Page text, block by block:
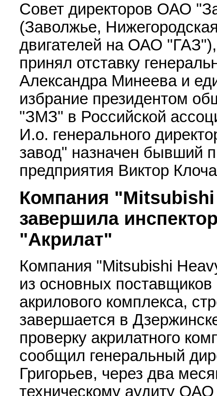
Совет директоров ОАО
(Заволжье,
двигателей на ОАО
принял отставку
Александра Минеева и
избрание президентом
"ЗМЗ" в Российской
И.о. генерального
завод" назначен бывший
предприятия Виктор
Компания
завершила
"Акрилат"
Компания "Mitsubishi
из основных
акрилового комплекса,
завершается в
проверку акрилатного
сообщил генеральный
Григорьев, через два
техническому аудиту